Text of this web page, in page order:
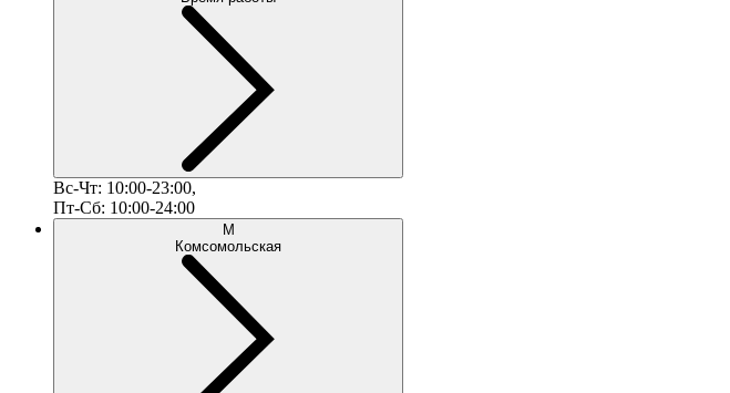
Вс-Чт: 10:00-23:00,
Пт-Сб: 10:00-24:00
М
Комсомольская